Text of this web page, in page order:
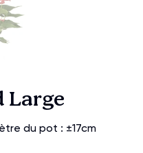
Large
du pot : ±17cm